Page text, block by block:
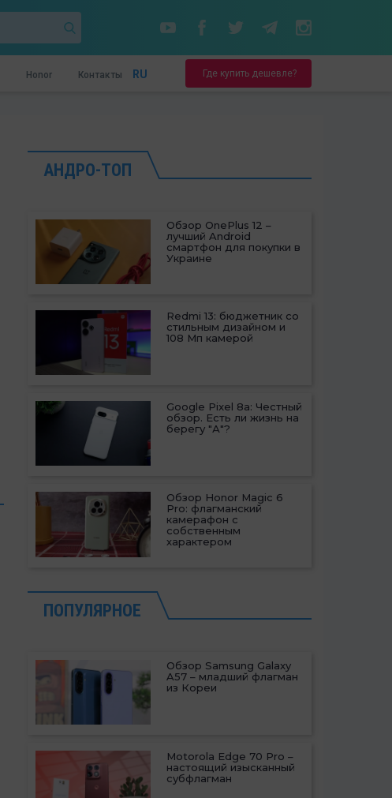
Honor Контакты RU Где купить дешевле?
АНДРО-ТОП
Обзор OnePlus 12 –
лучший Android
смартфон для покупки в
Украине
Redmi 13: бюджетник со
стильным дизайном и
108 Мп камерой
Google Pixel 8a: Честный
обзор. Есть ли жизнь на
берегу "А"?
Обзор Honor Magic 6
Pro: флагманский
камерафон с
собственным
характером
ПОПУЛЯРНОЕ
Обзор Samsung Galaxy
A57 – младший флагман
из Кореи
Motorola Edge 70 Pro –
настоящий изысканный
субфлагман